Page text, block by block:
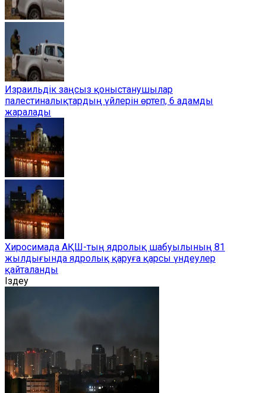
Израильдік заңсыз қоныстанушылар
палестиналықтардың үйлерін өртеп, 6 адамды
жаралады
Хиросимада АҚШ-тың ядролық шабуылының 81
жылдығында ядролық қаруға қарсы үндеулер
қайталанды
Іздеу